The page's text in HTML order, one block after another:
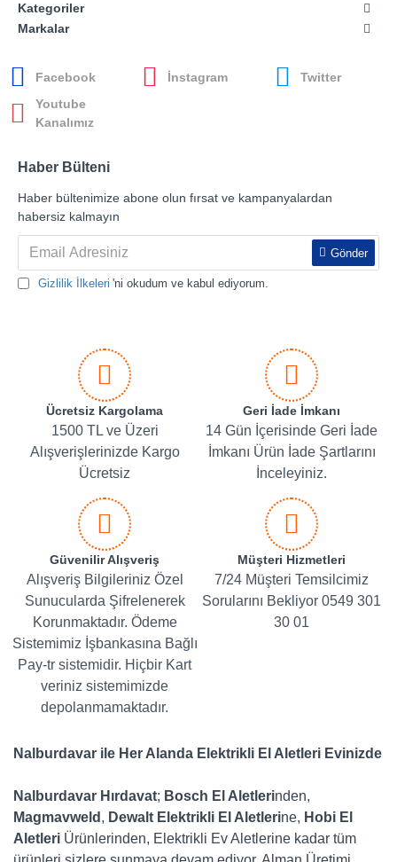
Kategoriler
Markalar
Facebook İnstagram
Twitter
Youtube
Kanalımız
Haber Bülteni
Haber bültenimize abone olun fırsat ve kampanyalardan
habersiz kalmayın
Gönder
Gizlilik İlkeleri 'ni okudum ve kabul ediyorum.
Ücretsiz Kargolama
1500 TL ve Üzeri
Alışverişlerinizde Kargo
Ücretsiz
Geri İade İmkanı
14 Gün İçerisinde Geri İade
İmkanı Ürün İade Şartlarını
İnceleyiniz.
Güvenilir Alışveriş
Alışveriş Bilgileriniz Özel
Sunucularda Şifrelenerek
Korunmaktadır. Ödeme
Sistemimiz İşbankasına Bağlı
Pay-tr sistemidir. Hiçbir Kart
veriniz sistemimizde
depolanmamaktadır.
Müşteri Hizmetleri
7/24 Müşteri Temsilcimiz
Sorularını Bekliyor 0549 301
30 01
Nalburdavar ile Her Alanda Elektrikli El Aletleri Evinizde
Nalburdavar Hırdavat; Bosch El Aletlerinden,
Magmavweld , Dewalt Elektrikli El Aletlerine, Hobi El
Aletleri Ürünlerinden, Elektrikli Ev Aletlerine kadar tüm